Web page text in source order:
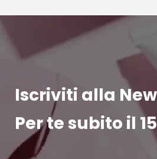
Iscriviti alla
Per te subito il